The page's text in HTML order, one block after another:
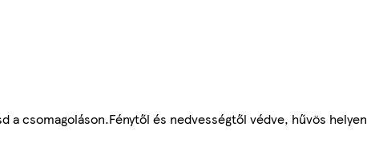
csomagoláson.Fénytől és nedvességtől védve, hűvös helyen